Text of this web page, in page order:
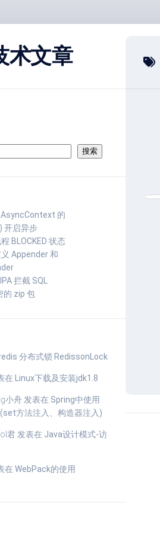
术文章
搜索
的
开启异步
BLOCKED 状态
Appender 和
拦截 SQL
的 zip 包
分布式锁 RedissonLock
在 Linux下载及安装jdk1.8
小舟 发表在 Spring中使用
方法注入、构造器注入)
君 发表在 Java设计模式-访
在 WebPack的使用